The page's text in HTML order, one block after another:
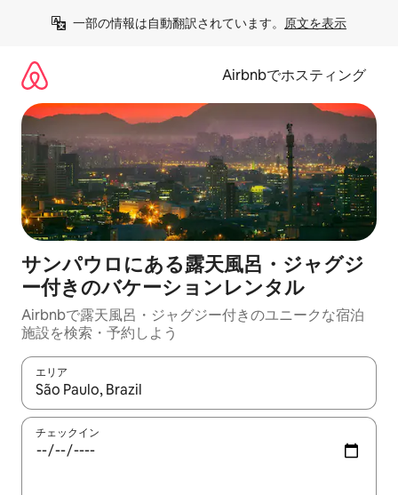
一部の情報は自動翻訳されています。 原文を表示
Airbnbでホスティング
サンパウロにある露天風呂・ジャグジ
ー付きのバケーションレンタル
Airbnbで露天風呂・ジャグジー付きのユニークな宿泊
施設を検索・予約しよう
エリア
検索結果が表示されたら、上下の矢印キーを使って移動するか
チェックイン